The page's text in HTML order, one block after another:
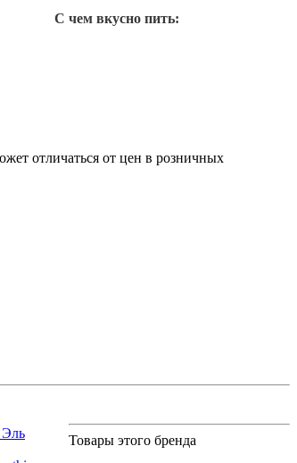
С чем вкусно пить:
отличаться от цен в розничных
Эль
Товары этого бренда